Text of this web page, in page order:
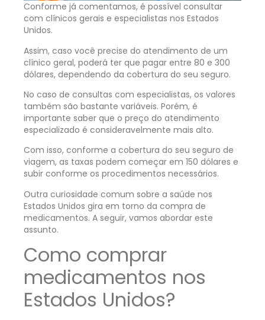
Conforme já comentamos, é possível consultar
com clínicos gerais e especialistas nos Estados
Unidos.
Assim, caso você precise do atendimento de um
clínico geral, poderá ter que pagar entre 80 e 300
dólares, dependendo da cobertura do seu seguro.
No caso de consultas com especialistas, os valores
também são bastante variáveis. Porém, é
importante saber que o preço do atendimento
especializado é consideravelmente mais alto.
Com isso, conforme a cobertura do seu seguro de
viagem, as taxas podem começar em 150 dólares e
subir conforme os procedimentos necessários.
Outra curiosidade comum sobre a saúde nos
Estados Unidos gira em torno da compra de
medicamentos. A seguir, vamos abordar este
assunto.
Como comprar
medicamentos nos
Estados Unidos?